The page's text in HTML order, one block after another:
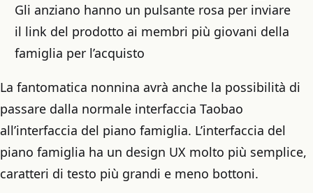
Gli anziano hanno un pulsante rosa per inviare
il link del prodotto ai membri più giovani della
famiglia per l’acquisto
La fantomatica nonnina avrà anche la possibilità di
passare dalla normale interfaccia Taobao
all’interfaccia del piano famiglia. L’interfaccia del
piano famiglia ha un design UX molto più semplice,
caratteri di testo più grandi e meno bottoni.